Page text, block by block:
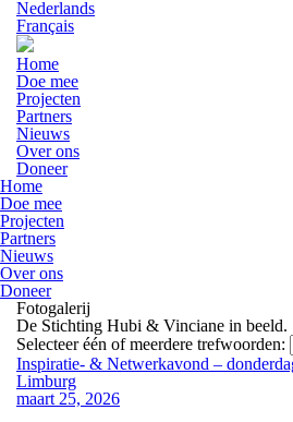
Nederlands
Français
Home
Doe mee
Projecten
Partners
Nieuws
Over ons
Doneer
Home
Doe mee
Projecten
Partners
Nieuws
Over ons
Doneer
Fotogalerij
De Stichting Hubi & Vinciane in beeld.
Selecteer één of meerdere trefwoorden:
Inspiratie- & Netwerkavond –
Limburg
maart 25, 2026